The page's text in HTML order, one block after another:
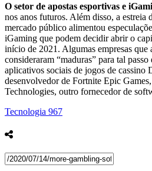
O setor de apostas esportivas e
nos anos futuros. Além disso, a estreia
mercado público alimentou
iGaming que podem decidir abrir o
início de 2021. Algumas empresas que
consideraram “maduras” para tal
aplicativos sociais de jogos de
desenvolvedor de Fortnite Epic
Technologies, outro fornecedor de
Tecnologia 967